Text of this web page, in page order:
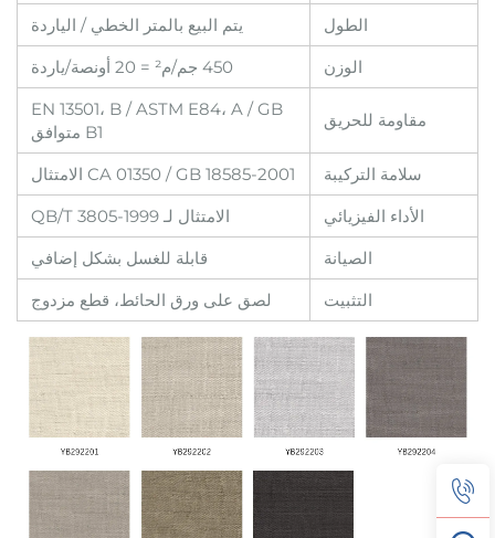
الطول
يتم البيع بالمتر الخطي / الياردة
الوزن
450 جم/م² = 20 أونصة/ياردة
مقاومة للحريق
EN 13501، B / ASTM E84، A / GB
B1 متوافق
سلامة التركيبة
CA 01350 / GB 18585-2001 الامتثال
الأداء الفيزيائي
الامتثال لـ QB/T 3805-1999
الصيانة
قابلة للغسل بشكل إضافي
التثبيت
لصق على ورق الحائط، قطع مزدوج